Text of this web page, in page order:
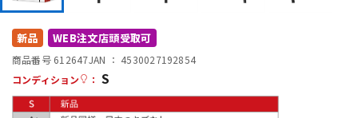
配信/ライブ機器
新品 WEB注文店頭受取可
商品番号 612647JAN ： 4530027192854
コンディション
： S